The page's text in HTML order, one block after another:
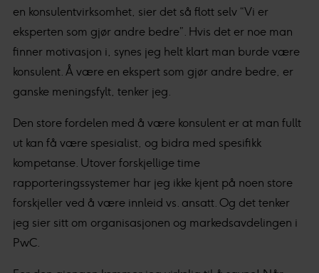
en konsulentvirksomhet, sier det så flott selv “Vi er
eksperten som gjør andre bedre”. Hvis det er noe man
finner motivasjon i, synes jeg helt klart man burde være
konsulent. Å være en ekspert som gjør andre bedre, er
ganske meningsfylt, tenker jeg.
Den store fordelen med å være konsulent er at man fullt
ut kan få være spesialist, og bidra med spesifikk
kompetanse. Utover forskjellige time
rapporteringssystemer har jeg ikke kjent på noen store
forskjeller ved å være innleid vs. ansatt. Og det tenker
jeg sier sitt om organisasjonen og markedsavdelingen i
PwC.